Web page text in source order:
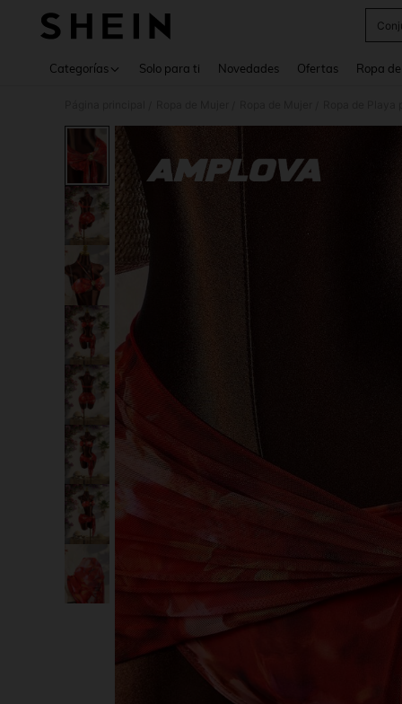
Categorías Solo para ti Novedades Ofertas Ropa